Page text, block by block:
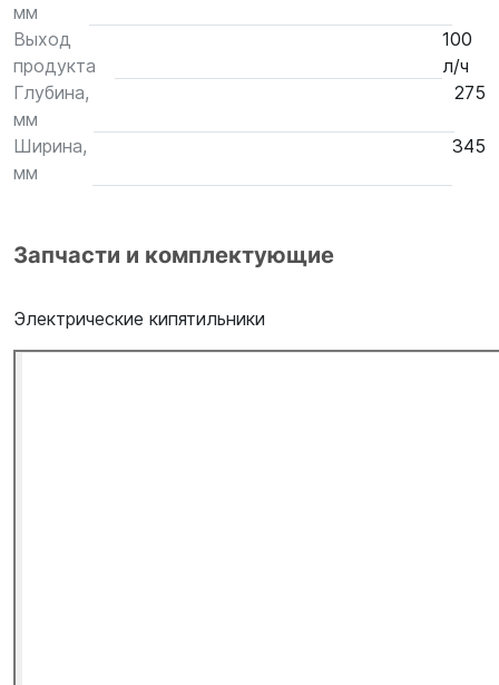
мм
Выход
продукта
100
л/ч
Глубина,
мм
275
Ширина,
мм
345
Запчасти и комплектующие
Электрические кипятильники